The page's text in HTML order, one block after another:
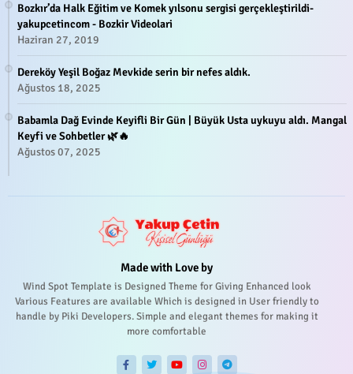
Bozkır’da Halk Eğitim ve Komek yılsonu sergisi gerçekleştirildi-
yakupcetincom - Bozkir Videolari
Haziran 27, 2019
Dereköy Yeşil Boğaz Mevkide serin bir nefes aldık.
Ağustos 18, 2025
Babamla Dağ Evinde Keyifli Bir Gün | Büyük Usta uykuyu aldı. Mangal
Keyfi ve Sohbetler 🌿🔥
Ağustos 07, 2025
Made with Love by
Wind Spot Template is Designed Theme for Giving Enhanced look
Various Features are available Which is designed in User friendly to
handle by Piki Developers. Simple and elegant themes for making it
more comfortable